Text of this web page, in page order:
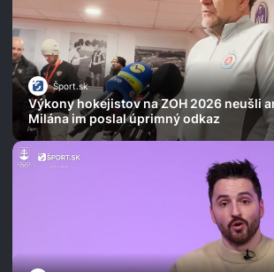
Šport.sk
Výkony hokejistov na ZOH 2026 neušli
Milána im poslal úprimný odkaz